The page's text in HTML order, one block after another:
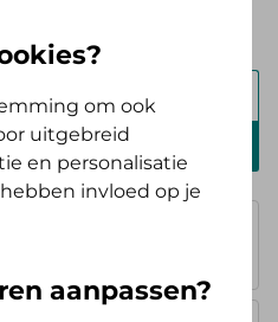
Log in en
Polis
Polis
om ook
uitgebreid
en personalisatie
invloed op je
aanpassen?